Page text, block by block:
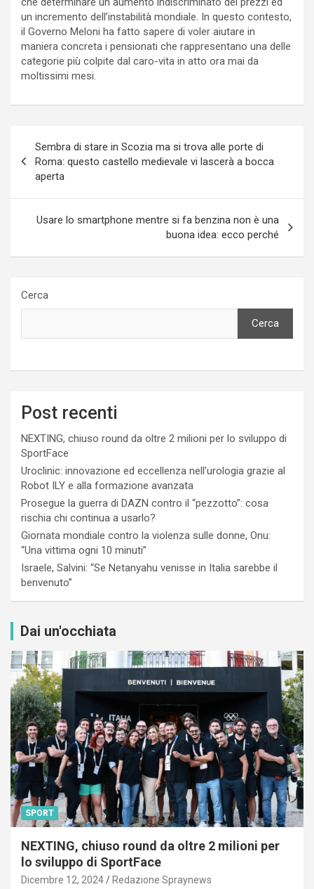
un incremento dell’instabilità mondiale. In questo contesto,
il Governo Meloni ha fatto sapere di voler aiutare in
maniera concreta i pensionati che rappresentano una delle
categorie più colpite dal caro-vita in atto ora mai da
moltissimi mesi.
articoli
Sembra di stare in Scozia ma si trova alle porte di
Roma: questo castello medievale vi lascerà a bocca
aperta
Usare lo smartphone mentre si fa benzina non è una
buona idea: ecco perché
Cerca
Cerca
Post recenti
NEXTING, chiuso round da oltre 2 milioni per lo sviluppo di
SportFace
Uroclinic: innovazione ed eccellenza nell’urologia grazie al
Robot ILY e alla formazione avanzata
Prosegue la guerra di DAZN contro il “pezzotto”: cosa
rischia chi continua a usarlo?
Giornata mondiale contro la violenza sulle donne, Onu:
“Una vittima ogni 10 minuti”
Israele, Salvini: “Se Netanyahu venisse in Italia sarebbe il
benvenuto”
Dai un'occhiata
SPORT
NEXTING, chiuso round da oltre 2 milioni per
lo sviluppo di SportFace
Dicembre 12, 2024 Redazione Spraynews